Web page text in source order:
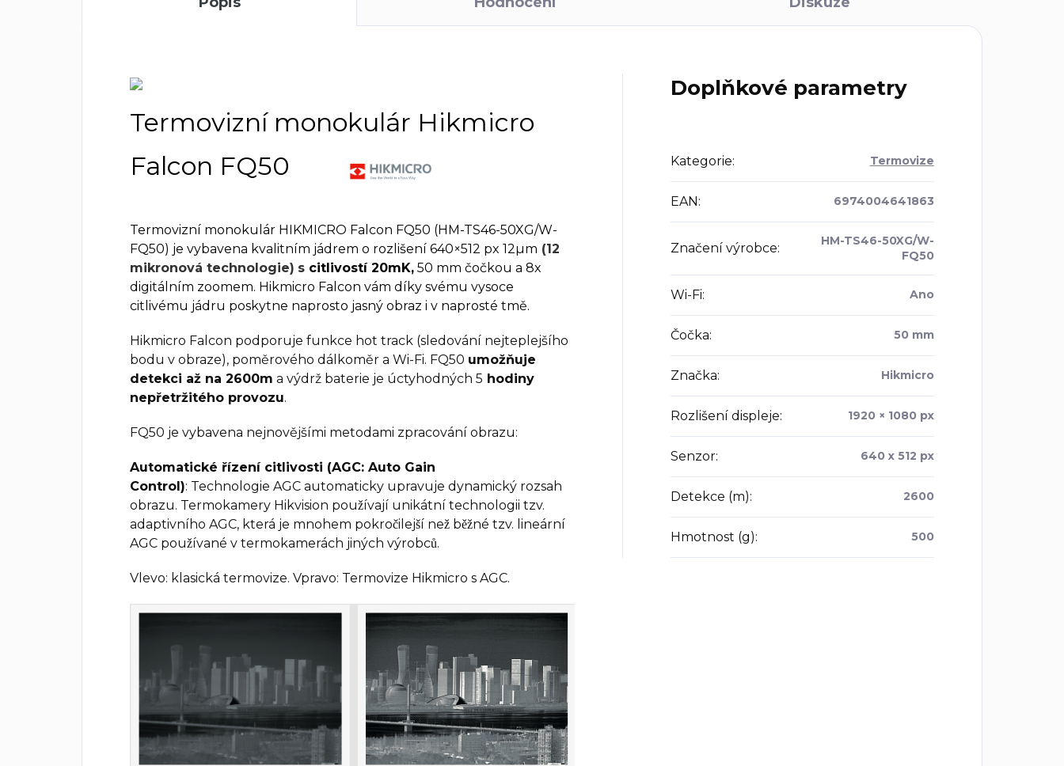
Termovizní monokulár Hikmicro
Falcon FQ50
Termovizní monokulár HIKMICRO Falcon FQ50 (HM-TS46-50XG/W-
FQ50) je vybavena kvalitním jádrem o rozlišení 640×512 px 12µm (12
mikronová technologie) s citlivostí 20mK, 50 mm čočkou a 8x
digitálním zoomem. Hikmicro Falcon vám díky svému vysoce
citlivému jádru poskytne naprosto jasný obraz i v naprosté tmě.
Hikmicro Falcon podporuje funkce hot track (sledování nejteplejšího
bodu v obraze), poměrového dálkoměr a Wi-Fi. FQ50 umožňuje
detekci až na 2600m a výdrž baterie je úctyhodných 5 hodiny
nepřetržitého provozu.
FQ50 je vybavena nejnovějšími metodami zpracování obrazu:
Automatické řízení citlivosti (AGC: Auto Gain
Control): Technologie AGC automaticky upravuje dynamický rozsah
obrazu. Termokamery Hikvision používají unikátní technologii tzv.
adaptivního AGC, která je mnohem pokročilejší než běžné tzv. lineární
AGC používané v termokamerách jiných výrobců.
Vlevo: klasická termovize. Vpravo: Termovize Hikmicro s AGC.
Doplňkové parametry
Kategorie: Termovize
EAN : 6974004641863
Značení výrobce:
HM-TS46-50XG/W-
FQ50
Wi-Fi: Ano
Čočka: 50 mm
Značka: Hikmicro
Rozlišení displeje: 1920 × 1080 px
Senzor: 640 x 512 px
Detekce (m): 2600
Hmotnost (g): 500